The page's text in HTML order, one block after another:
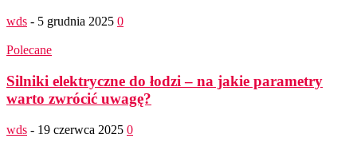
wds - 5 grudnia 2025 0
Polecane
Silniki elektryczne do łodzi – na jakie parametry
warto zwrócić uwagę?
wds - 19 czerwca 2025 0